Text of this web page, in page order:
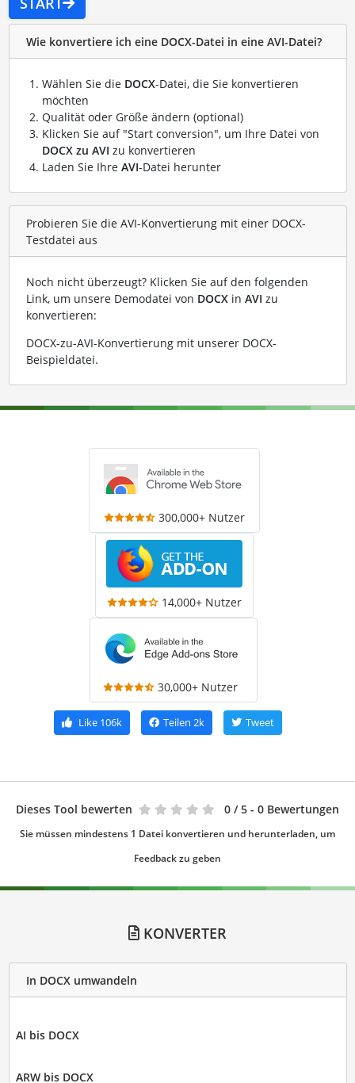
Wie konvertiere ich eine DOCX-Datei in eine AVI-Datei?
Wählen Sie die DOCX-Datei, die Sie konvertieren
möchten
Qualität oder Größe ändern (optional)
Klicken Sie auf "Start conversion", um Ihre Datei von
DOCX zu AVI zu konvertieren
Laden Sie Ihre AVI-Datei herunter
Probieren Sie die AVI-Konvertierung mit einer DOCX-
Testdatei aus
Noch nicht überzeugt? Klicken Sie auf den folgenden
Link, um unsere Demodatei von DOCXin AVI zu
konvertieren:
DOCX-zu-AVI-Konvertierung mit unserer DOCX-
Beispieldatei.
300,000+ Nutzer
14,000+ Nutzer
30,000+ Nutzer
Like 106k Teilen 2k Tweet
Dieses Tool bewerten 0 / 5 - 0 Bewertungen
Sie müssen mindestens 1 Datei konvertieren und herunterladen, um
Feedback zu geben
KONVERTER
In DOCX umwandeln
AI bis DOCX
ARW bis DOCX